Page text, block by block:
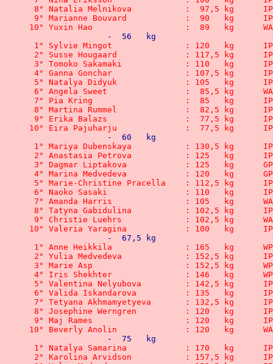
8° Natalia Melnikova
9° Marianne
10° Yuxin
		-  56   kg
1° Sylvie Mingot
2° Susse Hougaard
3° Tomoko Sakamaki
4° Ganna Gonchar
5° Natalya Didyuk
6° Angela
7° Pia Kring
8° Martina Rummel
9° Erika Balazs
10° Eira Pajuharju
		-  60   kg
1° Mariya
2° Anastasia
3° Dagmar Liptakova
4° Marina Medvedeva
5° Marie-Christine
6° Naoko Sasaki
7° Amanda
8° Tatyna Gabidulina
9° Christie
10° Valeria Yaragina
		-  67,5 kg
1° Anne Heikkila	 	:
2° Yulia Medvedeva
3° Marie Asp		  	:
4° Iris Shekhter 		:
5° Valentina
6° Valida
7° Tetyana
8° Josephine
9° Maj Rames
10° Beverly
		-  75   kg
1° Natalya Samarina
2° Karolina Arvidson